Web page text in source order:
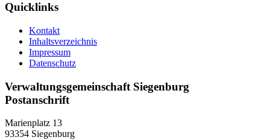
Quicklinks
Kontakt
Inhaltsverzeichnis
Impressum
Datenschutz
Verwaltungsgemeinschaft Siegenburg
Postanschrift
Marienplatz 13
93354 Siegenburg